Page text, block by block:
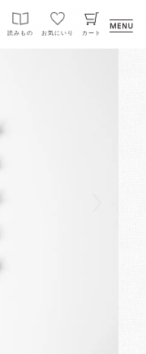
読みもの お気にいり カート